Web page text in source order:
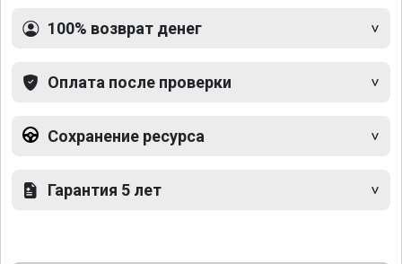
100% возврат денег
Оплата после проверки
Сохранение ресурса
Гарантия 5 лет